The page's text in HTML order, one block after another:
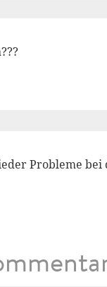
Probleme bei